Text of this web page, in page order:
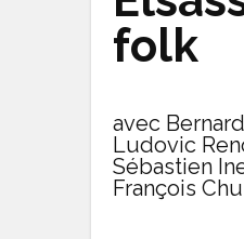
folk
avec
Ludovic
Sébastien
François